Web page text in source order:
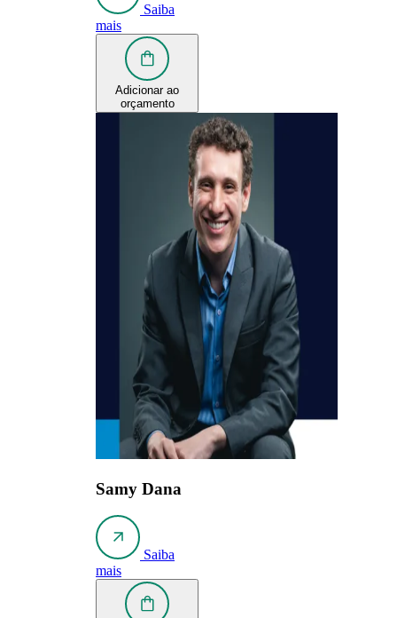
Saiba
mais
Adicionar ao
orçamento
Samy Dana
Saiba
mais